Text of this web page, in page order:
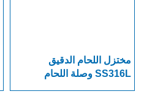
مختزل اللحام الدقيق
SS316L وصلة اللحام